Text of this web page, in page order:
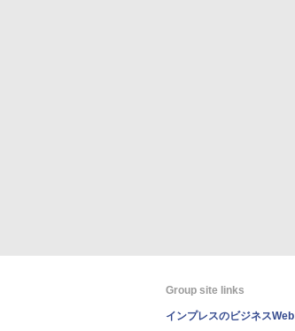
Group site links
インプレスのビジネスWeb